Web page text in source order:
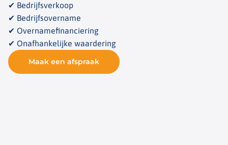
✔ Bedrijfsverkoop
✔ Bedrijfsovername
✔ Overnamefinanciering
✔ Onafhankelijke waardering
Maak een afspraak